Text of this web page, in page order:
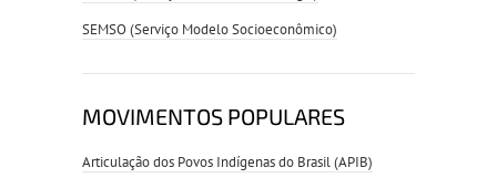
SEMSO (Serviço Modelo Socioeconômico)
MOVIMENTOS POPULARES
Articulação dos Povos Indígenas do Brasil (APIB)